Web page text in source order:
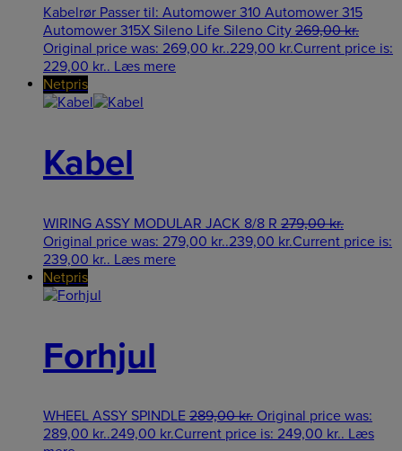
Kabelrør Passer til: Automower 310 Automower 315
Automower 315X Sileno Life Sileno City 269,00kr.
Original price was: 269,00 kr..229,00 kr.Current price is:
229,00 kr.. Læs mere
Netpris
Kabel
WIRING ASSY MODULAR JACK 8/8 R 279,00kr.
Original price was: 279,00 kr..239,00 kr.Current price is:
239,00 kr.. Læs mere
Netpris
Forhjul
WHEEL ASSY SPINDLE 289,00kr. Original price was:
289,00 kr..249,00 kr.Current price is: 249,00 kr.. Læs